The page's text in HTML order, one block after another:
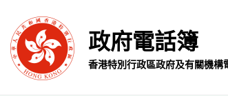
政府電話簿
香港特別行政區政府及有關機構